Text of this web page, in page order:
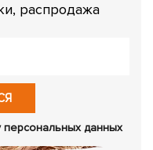
распродажа
персональных данных